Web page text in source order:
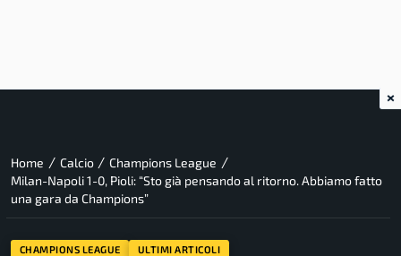
Home / Calcio / Champions League /
Milan-Napoli 1-0, Pioli: “Sto già pensando al ritorno. Abbiamo fatto
una gara da Champions”
CHAMPIONS LEAGUE ULTIMI ARTICOLI
×